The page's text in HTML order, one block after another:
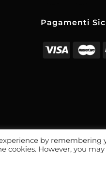
Pagamenti
by remembering
cookies. However, you